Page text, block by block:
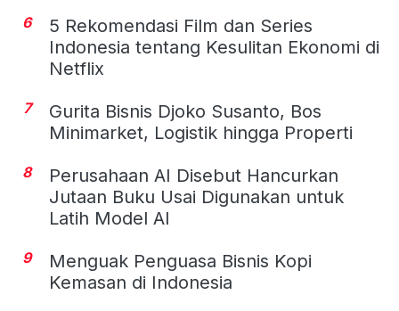
6
5 Rekomendasi Film dan Series
Indonesia tentang Kesulitan Ekonomi di
Netflix
7
Gurita Bisnis Djoko Susanto, Bos
Minimarket, Logistik hingga Properti
8
Perusahaan AI Disebut Hancurkan
Jutaan Buku Usai Digunakan untuk
Latih Model AI
9
Menguak Penguasa Bisnis Kopi
Kemasan di Indonesia